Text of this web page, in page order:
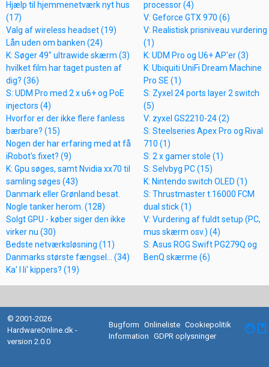
Hjælp til hjemmenetværk nyt hus
(17)
Valg af wireless headset (19)
Lån uden om banken (24)
K: Søger 49" ultrawide skærm (3)
hvilket film har taget pusten af
dig? (36)
S: UDM Pro med 2 x u6+ og PoE
injectors (4)
Hvorfor er der ikke flere fanless
bærbare? (15)
Nogen der har erfaring med at få
iRobot's fixet? (9)
K: Gpu søges, samt Nvidia xx70 til
samling søges (43)
Danmark eller Grønland besat.
Nogle tanker herom. (128)
Solgt GPU - køber siger den ikke
virker nu (30)
Bedste netværksløsning (11)
Danmarks største fængsel... (34)
Ka' I li' kippers? (19)
processor (4)
V: Geforce GTX 970 (6)
V: Realistisk prisniveau vurdering
(1)
K: UDM Pro og U6+ AP'er (3)
K: Ubiquiti UniFi Dream Machine
Pro SE (1)
S: Zyxel 24 ports layer 2 switch
(5)
V: zyxel GS2210-24 (2)
S: Steelseries Apex Pro og Rival
710 (1)
S: 2 x gamer stole (1)
S: Selvbyg PC (15)
K: Nintendo switch OLED (1)
S: Thrustmaster t.16000 FCM
dual stick (1)
V: Vurdering af fuldt setup (PC,
mus skærm osv.) (4)
S: Asus ROG Swift PG279Q og
BenQ skærme (6)
© 2001-2026
HardwareOnline.dk -
version 2.0.0
Bugform Onlineliste Cookiepolitik
Information
GDPR oplysninger facebook